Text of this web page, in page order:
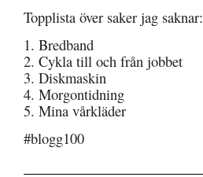
Topplista över saker jag saknar:
1. Bredband
2. Cykla till och från jobbet
3. Diskmaskin
4. Morgontidning
5. Mina vårkläder
#blogg100